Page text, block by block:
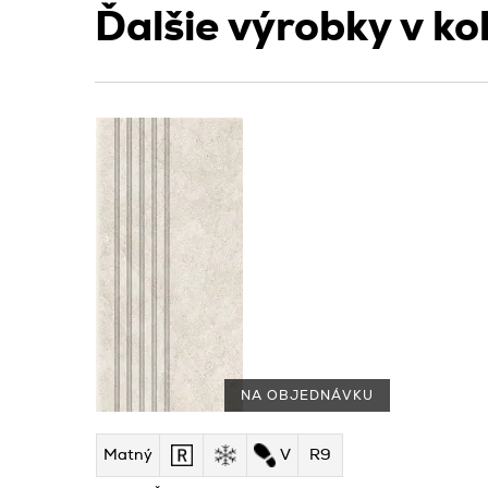
Ďalšie výrobky v
NA OBJEDNÁVKU
Matný V R9